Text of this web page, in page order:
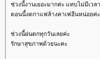
ช่วงนี้งานเยอะมากค่ะ แทบไม่มีเวล
ตอนนี้งดกาแฟล้างคาเฟอีนหน่อยค่ะ
ช่วงนี้ฝนตกทุกวันเลยค่ะ
รักษาสุขภาพด้วยนะคะ